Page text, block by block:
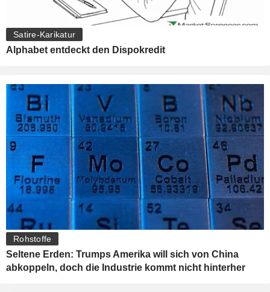
Satire-Karikatur
Alphabet entdeckt den Dispokredit
Rohstoffe
Seltene Erden: Trumps Amerika will sich von China
abkoppeln, doch die Industrie kommt nicht hinterher